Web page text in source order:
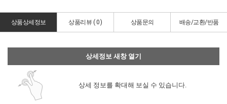
상품상세정보 상품리뷰 ( 0) 상품문의 배송/교환/반품
상세정보 새창 열기
상세 정보를 확대해 보실 수 있습니다.